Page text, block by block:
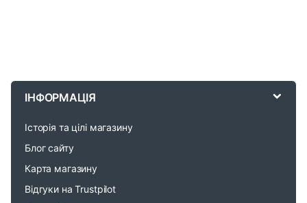
ІНФОРМАЦІЯ
Історія та цілі магазину
Блог сайту
Карта магазину
Відгуки на Trustpilot